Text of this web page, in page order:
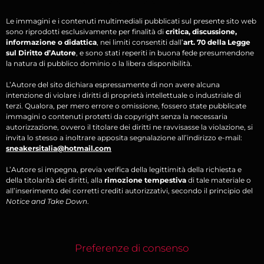
Le immagini e i contenuti multimediali pubblicati sul presente sito web
sono riprodotti esclusivamente per finalità di critica, discussione,
informazione o didattica, nei limiti consentiti dall’art. 70 della Legge
sul Diritto d’Autore, e sono stati reperiti in buona fede presumendone
la natura di pubblico dominio o la libera disponibilità.
L’Autore del sito dichiara espressamente di non avere alcuna
intenzione di violare i diritti di proprietà intellettuale o industriale di
terzi. Qualora, per mero errore o omissione, fossero state pubblicate
immagini o contenuti protetti da copyright senza la necessaria
autorizzazione, ovvero il titolare dei diritti ne ravvisasse la violazione, si
invita lo stesso a inoltrare apposita segnalazione all’indirizzo e-mail:
sneakersitalia@hotmail.com
L’Autore si impegna, previa verifica della legittimità della richiesta e
della titolarità dei diritti, alla rimozione tempestiva di tale materiale o
all’inserimento dei corretti crediti autorizzativi, secondo il principio del
Notice and Take Down.
Preferenze di consenso